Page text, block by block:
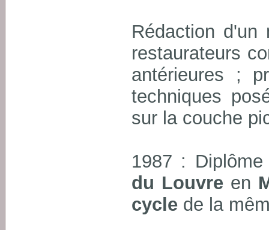
Rédaction
restaurateurs
antérieures ;
techniques
sur la couche
1987 :
du Louvreen
cycle de la